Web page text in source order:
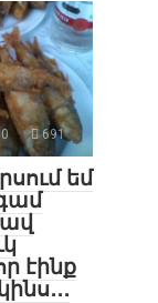
0 691
եմ
էինք